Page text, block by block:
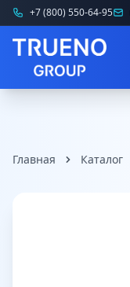
+7 (800) 550-64-95
Главная Каталог